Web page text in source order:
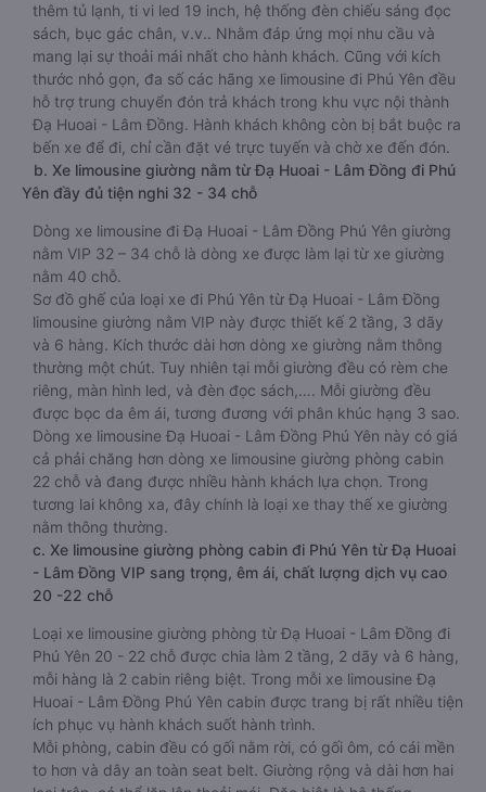
thêm tủ lạnh, ti vi led 19 inch, hệ thống đèn chiếu sáng đọc
sách, bục gác chân, v.v.. Nhằm đáp ứng mọi nhu cầu và
mang lại sự thoải mái nhất cho hành khách. Cũng với kích
thước nhỏ gọn, đa số các hãng xe limousine đi Phú Yên đều
hỗ trợ trung chuyển đón trả khách trong khu vực nội thành
Đạ Huoai - Lâm Đồng. Hành khách không còn bị bắt buộc ra
bến xe để đi, chỉ cần đặt vé trực tuyến và chờ xe đến đón.
b. Xe limousine giường nằm từ Đạ Huoai - Lâm Đồng đi Phú
Yên đầy đủ tiện nghi 32 - 34 chỗ
Dòng xe limousine đi Đạ Huoai - Lâm Đồng Phú Yên giường
nằm VIP 32 – 34 chỗ là dòng xe được làm lại từ xe giường
nằm 40 chỗ.
Sơ đồ ghế của loại xe đi Phú Yên từ Đạ Huoai - Lâm Đồng
limousine giường nằm VIP này được thiết kế 2 tầng, 3 dãy
và 6 hàng. Kích thước dài hơn dòng xe giường nằm thông
thường một chút. Tuy nhiên tại mỗi giường đều có rèm che
riêng, màn hình led, và đèn đọc sách,…. Mỗi giường đều
được bọc da êm ái, tương đương với phân khúc hạng 3 sao.
Dòng xe limousine Đạ Huoai - Lâm Đồng Phú Yên này có giá
cả phải chăng hơn dòng xe limousine giường phòng cabin
22 chỗ và đang được nhiều hành khách lựa chọn. Trong
tương lai không xa, đây chính là loại xe thay thế xe giường
nằm thông thường.
c. Xe limousine giường phòng cabin đi Phú Yên từ Đạ Huoai
- Lâm Đồng VIP sang trọng, êm ái, chất lượng dịch vụ cao
20 -22 chỗ
Loại xe limousine giường phòng từ Đạ Huoai - Lâm Đồng đi
Phú Yên 20 - 22 chỗ được chia làm 2 tầng, 2 dãy và 6 hàng,
mỗi hàng là 2 cabin riêng biệt. Trong mỗi xe limousine Đạ
Huoai - Lâm Đồng Phú Yên cabin được trang bị rất nhiều tiện
ích phục vụ hành khách suốt hành trình.
Mỗi phòng, cabin đều có gối nằm rời, có gối ôm, có cái mền
to hơn và dây an toàn seat belt. Giường rộng và dài hơn hai